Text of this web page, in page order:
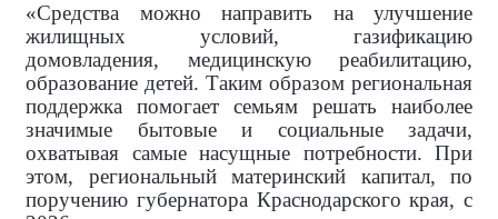
«Средства можно направить на улучшение
жилищных условий, газификацию
домовладения, медицинскую реабилитацию,
образование детей. Таким образом региональная
поддержка помогает семьям решать наиболее
значимые бытовые и социальные задачи,
охватывая самые насущные потребности. При
этом, региональный материнский капитал, по
поручению губернатора Краснодарского края, с